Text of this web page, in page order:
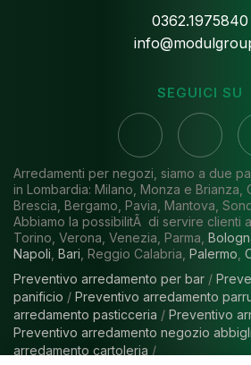
0362.1975840
SEGUICI SU
Arredamenti per negozi, siamo a due
in Lombardia: Milano, Monza e Brianza,
Brescia, Bergamo, Pavia, Mantova,
Abbiamo la possibilitÃ di servire clienti
Torino, Verona, Venezia, Parma,
Napoli Bari , Reggio Calabria, Palermo
Preventivo arredamento per bar /
panificio / Preventivo arredamento
arredamento pasticceria / Preventivo
Preventivo arredamento negozio
arredamento cartoleria /